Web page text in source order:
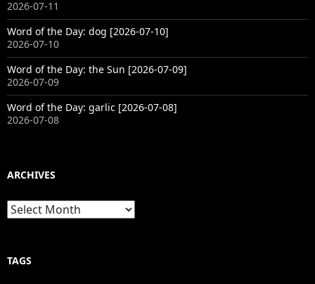
2026-07-11
Word of the Day: dog [2026-07-10]
2026-07-10
Word of the Day: the Sun [2026-07-09]
2026-07-09
Word of the Day: garlic [2026-07-08]
2026-07-08
ARCHIVES
Archives
TAGS